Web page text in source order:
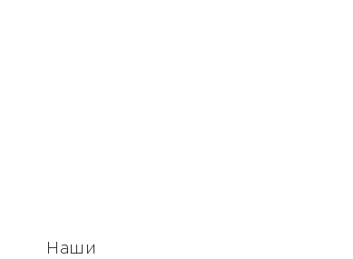
Наши